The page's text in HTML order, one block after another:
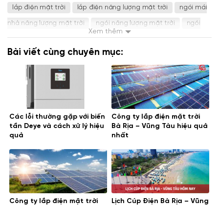
Xem thêm
lắp điện mặt trời lắp điện năng lượng mặt trời ngói mái
nhà năng lượng mặt trời ngói năng lượng mặt trời ngói
năng lượng mặt trời tesla ngói nlmt ngói điện mặt trời
tấm ngói nlmt điện mặt trời điện mặt trời áp mái
điện mặt trời mái nhà điện năng lượng mặt trời
Bài viết cùng chuyên mục:
Các lỗi thường gặp với biến
tần Deye và cách xử lý hiệu
quả
Công ty lắp điện mặt trời
Bà Rịa – Vũng Tàu hiệu quả
nhất
Công ty lắp điện mặt trời
Lịch Cúp Điện Bà Rịa – Vũng